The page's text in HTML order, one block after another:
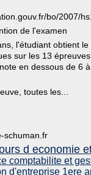
bo/2007/
de l'examen
l'étudiant obtient
sur les 13
en dessous de 6
toutes les...
schuman.fr
d economie
comptabilite et
d'entreprise 1ere